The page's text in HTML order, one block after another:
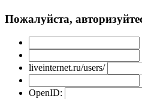
Пожалуйста,
liveinternet.ru/users/
OpenID: